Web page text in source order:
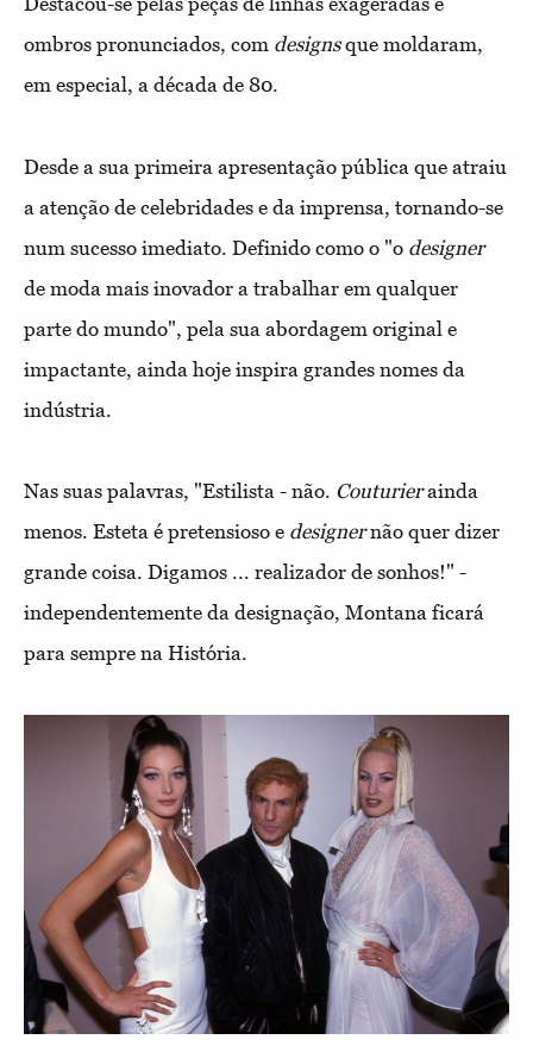
ombros pronunciados, com designsque moldaram,
em especial, a década de 80.
Desde a sua primeira apresentação pública que atraiu
a atenção de celebridades e da imprensa, tornando-se
num sucesso imediato. Definido como o "o designer
de moda mais inovador a trabalhar em qualquer
parte do mundo", pela sua abordagem original e
impactante, ainda hoje inspira grandes nomes da
indústria.
Nas suas palavras, "Estilista - não. Couturierainda
menos. Esteta é pretensioso e designernão quer dizer
grande coisa. Digamos ... realizador de sonhos!" -
independentemente da designação, Montana ficará
para sempre na História.